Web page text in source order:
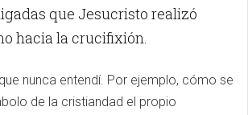
que Jesucristo realizó
hacia la crucifixión.
nunca entendí. Por ejemplo, cómo se
de la cristiandad el propio